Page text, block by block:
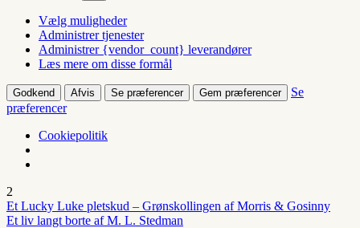
Vælg muligheder
Administrer tjenester
Administrer {vendor_count} leverandører
Læs mere om disse formål
Godkend Afvis Se præferencer Gem præferencer
Se
præferencer
Cookiepolitik
2
Et Lucky Luke pletskud – Grønskollingen af Morris & Gosinny
Et liv langt borte af M. L. Stedman